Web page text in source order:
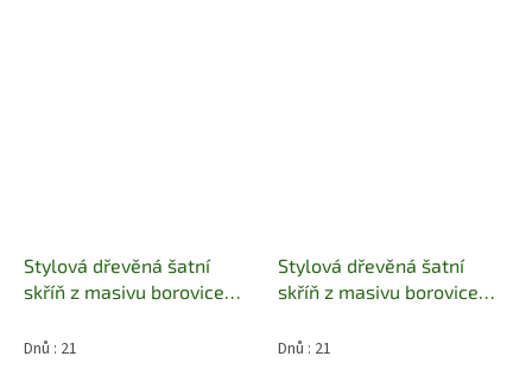
Stylová dřevěná šatní
skříň z masivu borovice
Dnů : 21
Stylová dřevěná šatní
skříň z masivu borovice
Dnů : 21